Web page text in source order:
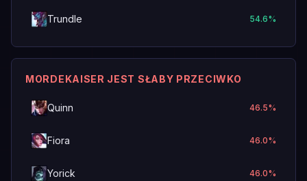
Trundle 54.6%
MORDEKAISER JEST SŁABY PRZECIWKO
Quinn 46.5%
Fiora 46.0%
Yorick 46.0%